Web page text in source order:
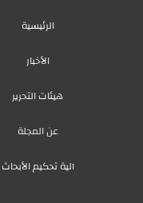
الرئيسية
الأخبار
هيئات التحرير
عن المجلة
آلية تحكيم الأبحاث